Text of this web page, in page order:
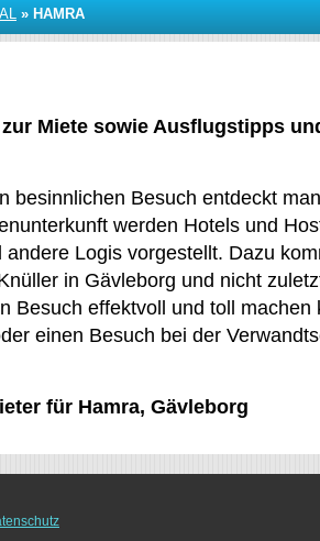
» HAMRA
Miete sowie Ausflugstipps
besinnlichen Besuch entdeckt
werden Hotels und
Logis vorgestellt. Dazu
in Gävleborg und nicht
Besuch effektvoll und toll machen
einen Besuch bei der
für Hamra, Gävleborg